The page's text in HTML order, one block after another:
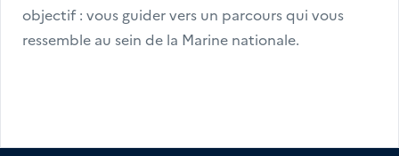
objectif : vous guider vers un parcours qui vous
ressemble au sein de la Marine nationale.